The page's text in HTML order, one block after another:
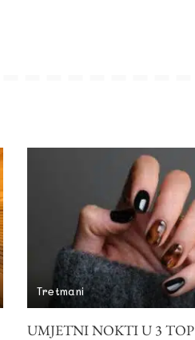
Tretmani
UMJETNI NOKTI U 3 TOP